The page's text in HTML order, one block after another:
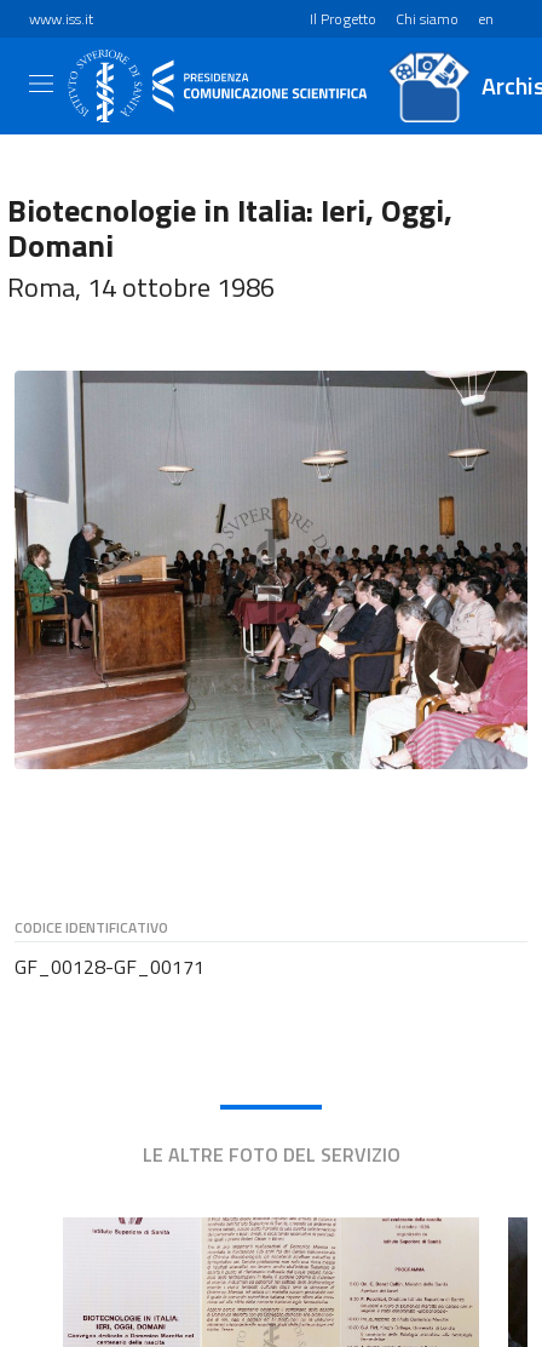
www.iss.it Il Progetto Chi siamo en
Biotecnologie in Italia: Ieri, Oggi,
Domani
Roma, 14 ottobre 1986
CODICE IDENTIFICATIVO
GF_00128-GF_00171
LE ALTRE FOTO DEL SERVIZIO